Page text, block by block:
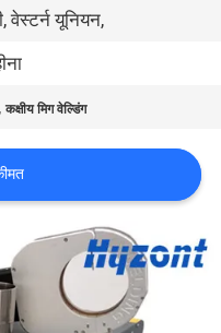
वेस्टर्न यूनियन,
कक्षीय मिग वेल्डिंग